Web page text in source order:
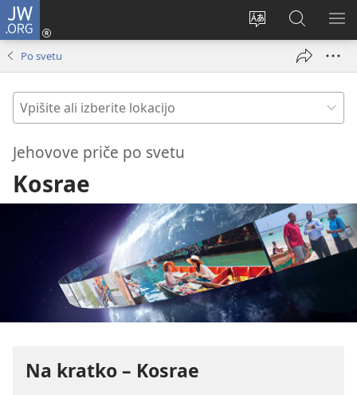
JW.ORG
Spremeni
spletnega
Prijava
(odpre
Iskanje
po
JW.ORG
Po svetu
Vpišite
ali
izberite
lokacijo
Jehovove priče po svetu
Kosrae
Na kratko – Kosrae